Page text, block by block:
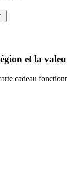
et la
cadeau